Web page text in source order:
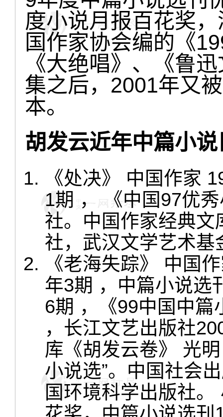
度小说月报百花奖
国作家协会编的《
《大绝唱》、《鲁
集之后，2001年又
本。
胡发云近年中篇小
《处决》 中国作家
1期 ， 《中国97优
社。中国作家经典
社，武汉文学艺术基
《老海失踪》 中国
年3期 ，中篇小说选
6期 ，《99中国中篇
，长江文艺出版社
库《胡发云卷》 光
小说选”。中国社会
国环境科学出版社